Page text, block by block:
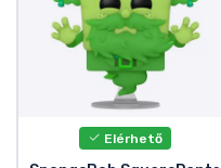
Elérhető